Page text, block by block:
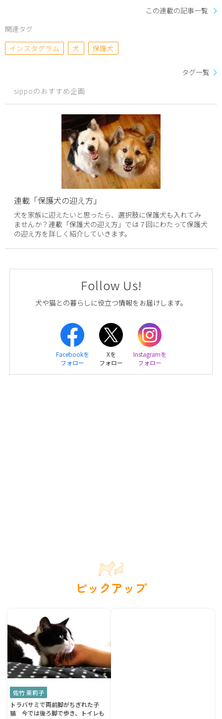
この連載の記事一覧
関連タグ
インスタグラム
犬 保護犬
タグ一覧
sippoのおすすめ企画
連載「保護犬の迎え方」
犬を家族に迎えたいと思ったら、選択肢に保護犬も入れてみ
ませんか？連載「保護犬の迎え方」では７回にわたって保護犬
の迎え方を詳しく紹介していきます。
Follow Us!
犬や猫との暮らしに役立つ情報をお届けします。
Facebookを
フォロー
Xを
フォロー
Instagramを
フォロー
ピックアップ
佐竹 茉莉子
トラバサミで両前脚がちぎれた子
猫 今では後ろ脚で歩き、トイレも